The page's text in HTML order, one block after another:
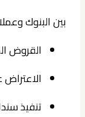
بين البنوك
القروض
تنفيذ